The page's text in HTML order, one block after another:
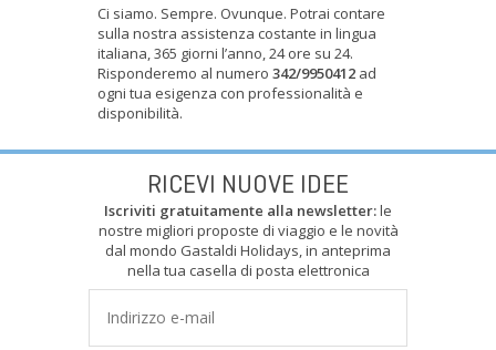
Ci siamo. Sempre. Ovunque. Potrai contare
sulla nostra assistenza costante in lingua
italiana, 365 giorni l’anno, 24 ore su 24.
Risponderemo al numero 342/9950412 ad
ogni tua esigenza con professionalità e
disponibilità.
RICEVI NUOVE IDEE
Iscriviti gratuitamente alla newsletter:le
nostre migliori proposte di viaggio e le novità
dal mondo Gastaldi Holidays, in anteprima
nella tua casella di posta elettronica